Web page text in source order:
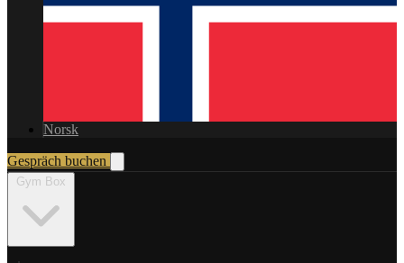
Norsk
Gespräch buchen
Gym Box